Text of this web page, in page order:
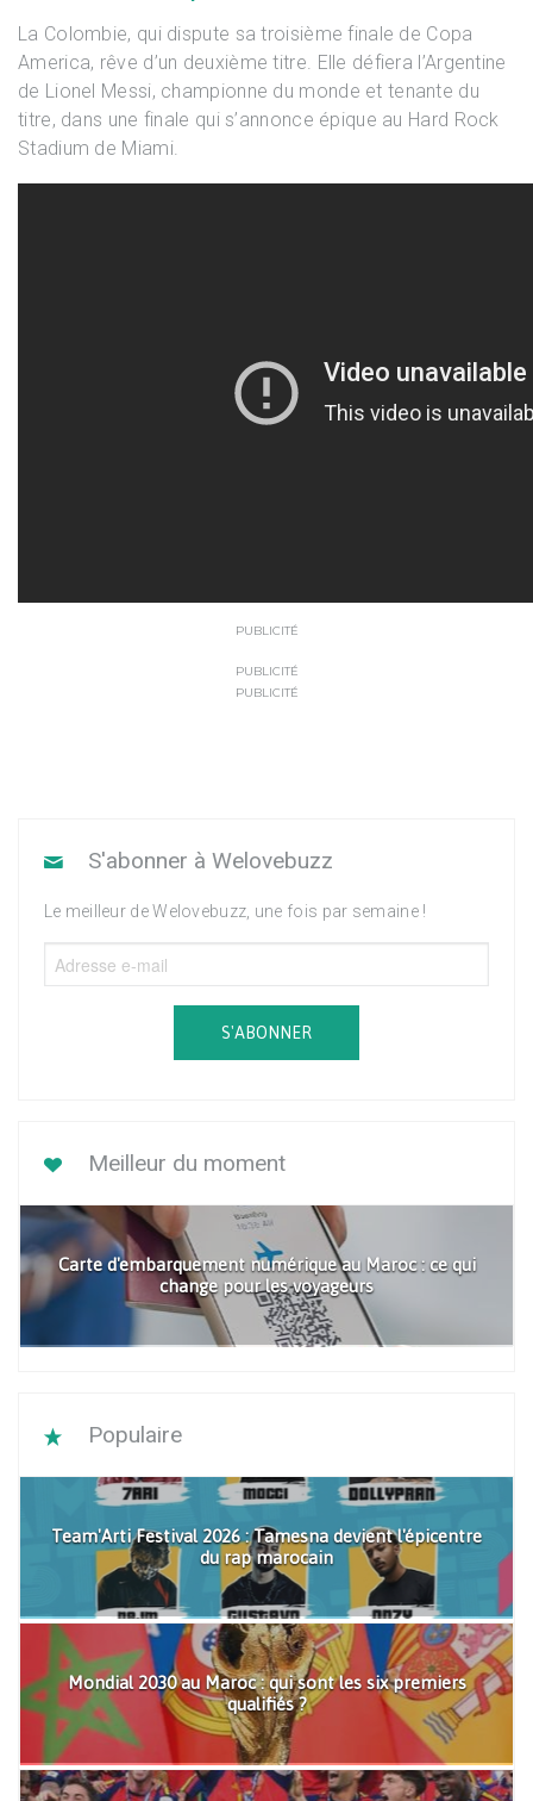
La Colombie, qui dispute sa troisième finale de Copa
America, rêve d’un deuxième titre. Elle défiera l’Argentine
de Lionel Messi, championne du monde et tenante du
titre, dans une finale qui s’annonce épique au Hard Rock
Stadium de Miami.
PUBLICITÉ
PUBLICITÉ
PUBLICITÉ
S'abonner à Welovebuzz
Le meilleur de Welovebuzz, une fois par semaine !
S'ABONNER
Meilleur du moment
Carte d'embarquement numérique au Maroc : ce qui
change pour les voyageurs
Populaire
Team'Arti Festival 2026 : Tamesna devient l'épicentre
du rap marocain
Mondial 2030 au Maroc : qui sont les six premiers
qualifiés ?